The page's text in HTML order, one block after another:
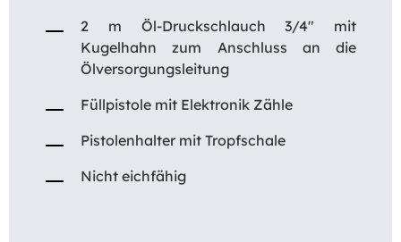
2 m Öl-Druckschlauch 3/4″ mit
Kugelhahn zum Anschluss an die
Ölversorgungsleitung
Füllpistole mit Elektronik Zähle
Pistolenhalter mit Tropfschale
Nicht eichfähig